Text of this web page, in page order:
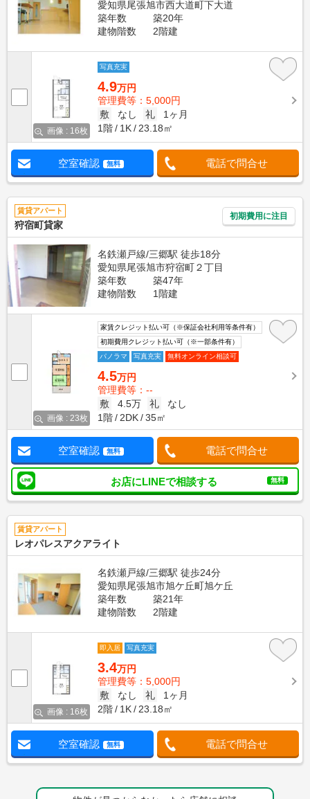
愛知県尾張旭市西大道町下大道
築年数
築20年
建物階数
2階建
画像 : 16枚
写真充実
4.9万円
管理費等：5,000円
敷
なし 礼
1ヶ月
1階
1K 23.18㎡
空室確認 無料 電話で問合せ
賃貸アパート
狩宿町貸家
初期費用に注目
名鉄瀬戸線/三郷駅 徒歩18分
愛知県尾張旭市狩宿町２丁目
築年数
築47年
建物階数
1階建
画像 : 23枚
家賃クレジット払い可（※保証会社利用等条件有）
初期費用クレジット払い可（※一部条件有）
パノラマ
写真充実 無料オンライン相談可
4.5万円
管理費等：--
敷
4.5万 礼
なし
1階
2DK 35㎡
空室確認 無料 電話で問合せ
お店にLINEで相談する 無料
賃貸アパート
レオパレスアクアライト
名鉄瀬戸線/三郷駅 徒歩24分
愛知県尾張旭市旭ケ丘町旭ケ丘
築年数
築21年
建物階数
2階建
画像 : 16枚
即入居 写真充実
3.4万円
管理費等：5,000円
敷
なし 礼
1ヶ月
2階
1K 23.18㎡
空室確認 無料 電話で問合せ